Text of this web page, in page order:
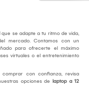
que se adapte a tu ritmo de vida,
mercado. Contamos con un
para ofrecerte el máximo
virtuales o el entretenimiento
con confianza, revisa
opciones de laptop a 12